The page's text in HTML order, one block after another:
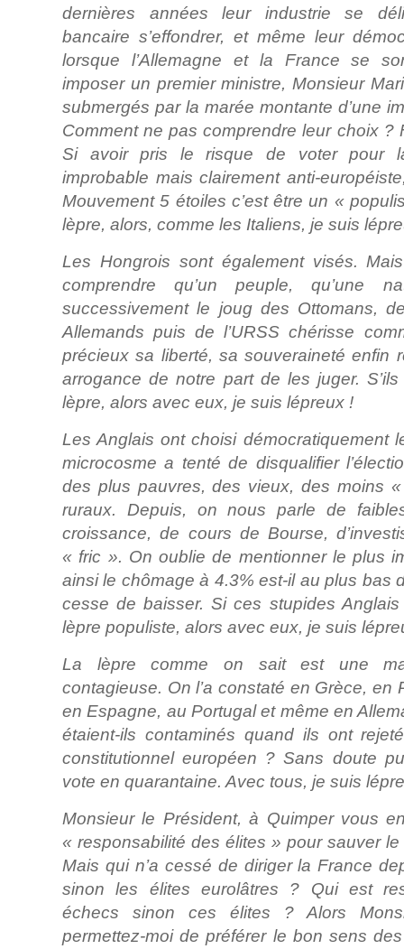
dernières années leur industrie se
bancaire s’effondrer, et même leur
lorsque l’Allemagne et la France se
imposer un premier ministre, Monsieur
submergés par la marée montante d’une
Comment ne pas comprendre leur choix ?
Si avoir pris le risque de voter pour
improbable mais clairement anti-
Mouvement 5 étoiles c’est être un «
lèpre, alors, comme les Italiens, je suis
Les Hongrois sont également visés.
comprendre qu’un peuple, qu’une
successivement le joug des Ottomans,
Allemands puis de l’URSS chérisse
précieux sa liberté, sa souveraineté enfin
arrogance de notre part de les juger.
lèpre, alors avec eux, je suis lépreux !
Les Anglais ont choisi démocratiquement
microcosme a tenté de disqualifier
des plus pauvres, des vieux, des moins
ruraux. Depuis, on nous parle de
croissance, de cours de Bourse,
« fric ». On oublie de mentionner le plus
ainsi le chômage à 4.3% est-il au plus bas
cesse de baisser. Si ces stupides
lèpre populiste, alors avec eux, je suis
La lèpre comme on sait est une
contagieuse. On l’a constaté en Grèce, en
en Espagne, au Portugal et même en
étaient-ils contaminés quand ils ont
constitutionnel européen ? Sans doute
vote en quarantaine. Avec tous, je suis
Monsieur le Président, à Quimper vous
« responsabilité des élites » pour sauver
Mais qui n’a cessé de diriger la France
sinon les élites eurolâtres ? Qui est
échecs sinon ces élites ? Alors
permettez-moi de préférer le bon sens